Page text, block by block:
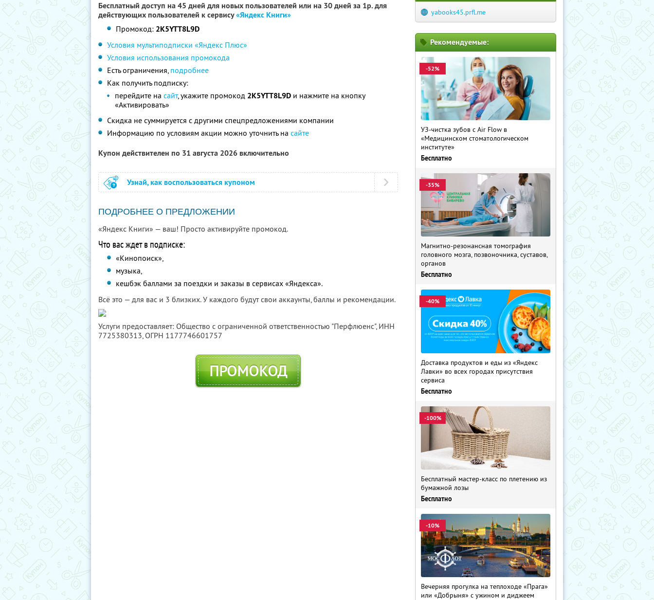
Бесплатный доступ на 45 дней для новых пользователей или на 30 дней за 1р. для
действующих пользователей к сервису«Яндекс Книги»
Промокод: 2K5YTT8L9D
Условия мультиподписки «Яндекс Плюс»
Условия использования промокода
Есть ограничения, подробнее
Как получить подписку:
перейдите на сайт, укажите промокод 2K5YTT8L9D и нажмите на кнопку
«Активировать»
Скидка не суммируется с другими спецпредложениями компании
Информацию по условиям акции можно уточнить на сайте
Купон действителен по 31 августа 2026 включительно
Узнай, как воспользоваться купоном
ПОДРОБНЕЕ О ПРЕДЛОЖЕНИИ
«Яндекс Книги» — ваш! Просто активируйте промокод.
Что вас ждет в подписке:
«Кинопоиск»,
музыка,
кешбэк баллами за поездки и заказы в сервисах «Яндекса».
Всё это — для вас и 3 близких. У каждого будут свои аккаунты, баллы и рекомендации.
Услуги предоставляет: Общество с ограниченной ответственностью "Перфлюенс", ИНН
7725380313, ОГРН 1177746601757
ПРОМОКОД
yabooks45.prfl.me
Рекомендуемые:
-52%
УЗ-чистка зубов с Air Flow в
«Медицинском стоматологическом
институте»
Бесплатно
-35%
Магнитно-резонансная томография
головного мозга, позвоночника, суставов,
органов
Бесплатно
-40%
Доставка продуктов и еды из «Яндекс
Лавки» во всех городах присутствия
сервиса
Бесплатно
-100%
Бесплатный мастер-класс по плетению из
бумажной лозы
Бесплатно
-10%
Вечерняя прогулка на теплоходе «Прага»
или «Добрыня» с ужином и диджеем